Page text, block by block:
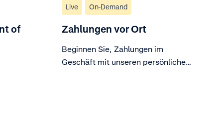
of
Live On-Demand
Zahlungen vor Ort
Beginnen Sie, Zahlungen im
Geschäft mit unseren persönlichen